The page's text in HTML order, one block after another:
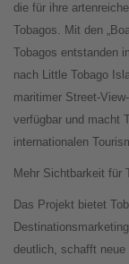
die für ihre
Tobagos. Mit den
Tobagos entstanden
nach Little Tobago
maritimer Street-
verfügbar und macht
internationalen
Mehr Sichtbarkeit für
Das Projekt bietet
deutlich, schafft